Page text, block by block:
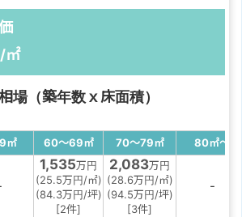
㎡
場（築年数ｘ床面積）
㎡ 60～69㎡ 70～79㎡ 80㎡～
1,535万円
(25.5万円/㎡)
(84.3万円/坪)
[2件]
2,083万円
(28.6万円/㎡)
(94.5万円/坪)
[3件]
-